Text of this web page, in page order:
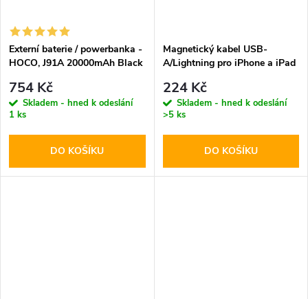
Externí baterie / powerbanka -
HOCO, J91A 20000mAh Black
754 Kč
Skladem - hned k odeslání
1 ks
DO KOŠÍKU
Magnetický kabel USB-
A/Lightning pro iPhone a iPad
224 Kč
Skladem - hned k odeslání
>5 ks
DO KOŠÍKU